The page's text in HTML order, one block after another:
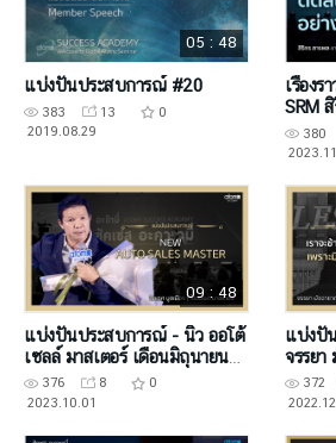
05 : 48
แบ่งปันประสบการณ์ #20
383 13
0
2019.08.29
เรื่องร
SRM
380
09 : 48
แบ่งปันประสบการณ์ - นิว ออโต้
เซลล์ มาสเตอร์ เดือนมิถุนายน
2566
376 8
0
2023.10.01
แบ่งปั
จรรย
372